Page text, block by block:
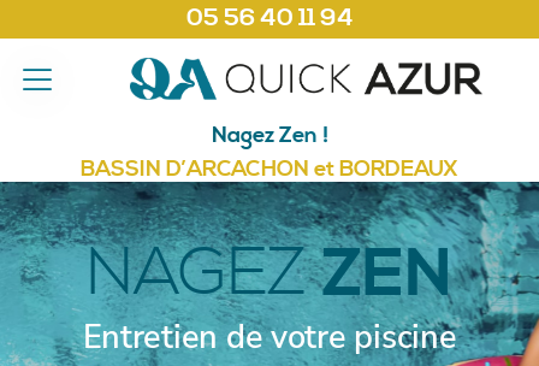
Nagez Zen !
BASSIN D’ARCACHON et BORDEAUX
05 56 40 11 94
NAGEZ ZEN
Entretien de votre piscine